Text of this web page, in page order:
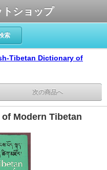
ショップ
索
Tibetan Dictionary of
次の商品へ
Modern Tibetan